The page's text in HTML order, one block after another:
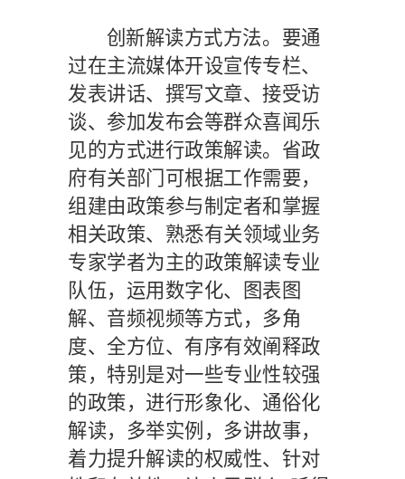
创新解读方式方法。要通
过在主流媒体开设宣传专栏、
发表讲话、撰写文章、接受访
谈、参加发布会等群众喜闻乐
见的方式进行政策解读。省政
府有关部门可根据工作需要，
组建由政策参与制定者和掌握
相关政策、熟悉有关领域业务
专家学者为主的政策解读专业
队伍，运用数字化、图表图
解、音频视频等方式，多角
度、全方位、有序有效阐释政
策，特别是对一些专业性较强
的政策，进行形象化、通俗化
解读，多举实例，多讲故事，
着力提升解读的权威性、针对